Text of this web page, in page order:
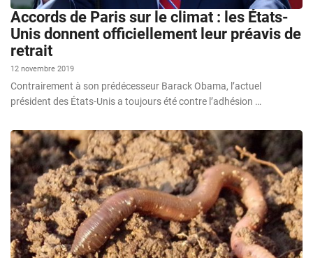
Accords de Paris sur le climat : les États-
Unis donnent officiellement leur préavis de
retrait
12 novembre 2019
Contrairement à son prédécesseur Barack Obama, l’actuel
président des États-Unis a toujours été contre l’adhésion …